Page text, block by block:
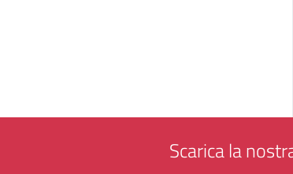
Scarica la